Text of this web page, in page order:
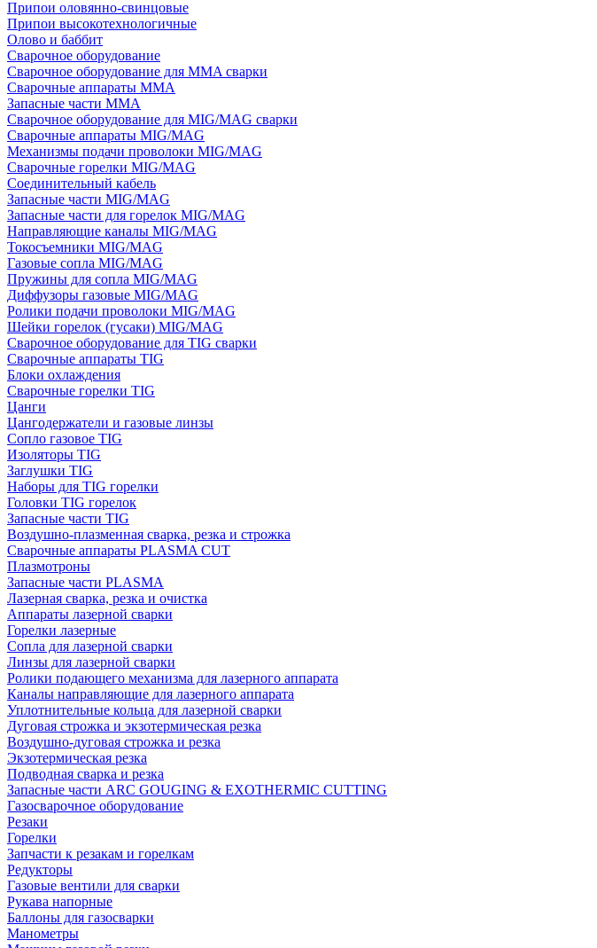
Припои оловянно-свинцовые
Припои высокотехнологичные
Олово и баббит
Сварочное оборудование
Сварочное оборудование для MMA сварки
Сварочные аппараты MMA
Запасные части MMA
Сварочное оборудование для MIG/MAG сварки
Сварочные аппараты MIG/MAG
Механизмы подачи проволоки MIG/MAG
Сварочные горелки MIG/MAG
Соединительный кабель
Запасные части MIG/MAG
Запасные части для горелок MIG/MAG
Направляющие каналы MIG/MAG
Токосъемники MIG/MAG
Газовые сопла MIG/MAG
Пружины для сопла MIG/MAG
Диффузоры газовые MIG/MAG
Ролики подачи проволоки MIG/MAG
Шейки горелок (гусаки) MIG/MAG
Сварочное оборудование для TIG сварки
Сварочные аппараты TIG
Блоки охлаждения
Сварочные горелки TIG
Цанги
Цангодержатели и газовые линзы
Сопло газовое TIG
Изоляторы TIG
Заглушки TIG
Наборы для TIG горелки
Головки TIG горелок
Запасные части TIG
Воздушно-плазменная сварка, резка и строжка
Сварочные аппараты PLASMA CUT
Плазмотроны
Запасные части PLASMA
Лазерная сварка, резка и очистка
Аппараты лазерной сварки
Горелки лазерные
Сопла для лазерной сварки
Линзы для лазерной сварки
Ролики подающего механизма для лазерного аппарата
Каналы направляющие для лазерного аппарата
Уплотнительные кольца для лазерной сварки
Дуговая строжка и экзотермическая резка
Воздушно-дуговая строжка и резка
Экзотермическая резка
Подводная сварка и резка
Запасные части ARC GOUGING & EXOTHERMIC CUTTING
Газосварочное оборудование
Резаки
Горелки
Запчасти к резакам и горелкам
Редукторы
Газовые вентили для сварки
Рукава напорные
Баллоны для газосварки
Манометры